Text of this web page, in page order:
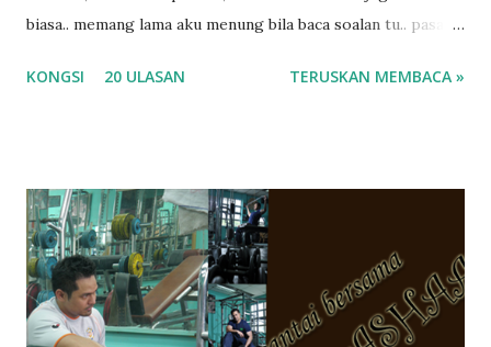
biasa.. memang lama aku menung bila baca soalan tu.. pasal
ko.. masa tu aku baru je ada anak sorang dan aku hentam je
tanya sapa-sapa pun masa tu.. bila fikir-fikirkan balik terasa
jugak masa alahai teruknya kami sebagai ibubapa.. dan kami
terasa jugak semakin teruk bila abg long dah masuk 2 tahun
kat salah satu tadika swasta ni.. tapi nampaknya kenal huruf
pun tak tau.. pengsan aku bila ingat balik.. aku mula fikir
KONGSI 20 ULASAN TERUSKAN MEMBACA »